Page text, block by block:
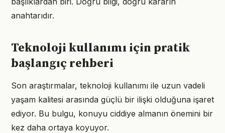
anahtarıdır.
Teknoloji kullanımı için pratik
başlangıç rehberi
Son araştırmalar, teknoloji kullanımı ile uzun vadeli
yaşam kalitesi arasında güçlü bir ilişki olduğuna işaret
ediyor. Bu bulgu, konuyu ciddiye almanın önemini bir
kez daha ortaya koyuyor.